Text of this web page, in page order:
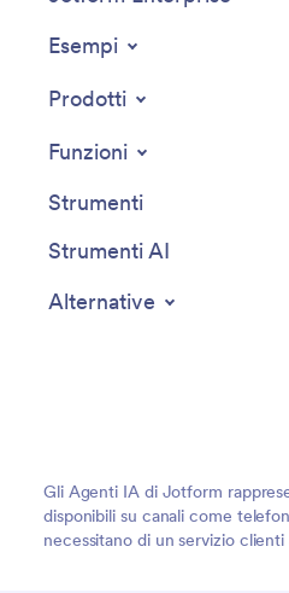
Esempi
Prodotti
Funzioni
Strumenti
Strumenti AI
Alternative
Gli Agenti IA di Jotform
disponibili su canali come
necessitano di un servizio